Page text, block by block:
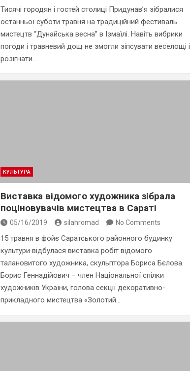
Тисячі городян і гостей столиці Придунав’я зібралися
останньої суботи травня на традиційний фестиваль
мистецтв “Дунайська весна” в Ізмаїлі. Навіть вибрики
погоди і травневий дощ не змогли зіпсувати веселощі і
розігнати…
КУЛЬТУРА
Виставка відомого художника зібрала
поціновувачів мистецтва в Сараті
05/16/2019 silahromad No Comments
15 травня в фойє Саратського районного будинку
культури відбулася виставка робіт відомого
талановитого художника, скульптора Бориса Бєлова.
Борис Геннадійович – член Національної спілки
художників України, голова секції декоративно-
прикладного мистецтва «Золотий…